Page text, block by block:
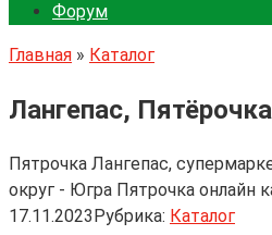
Форум
Главная » Каталог
Лангепас,
Пятрочка Лангепас,
округ - Югра Пятрочка онлайн
17.11.2023Рубрика: Каталог